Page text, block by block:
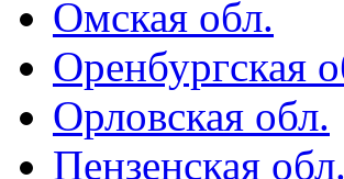
Омская обл.
Оренбургская
Орловская обл.
Пензенская обл.